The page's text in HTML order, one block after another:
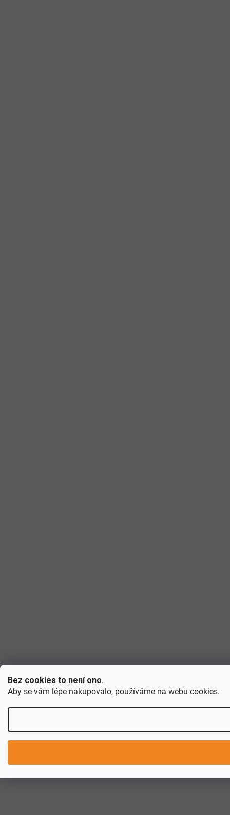
Bez cookies to není ono.
Aby se vám lépe nakupovalo, používáme na webu cookies.